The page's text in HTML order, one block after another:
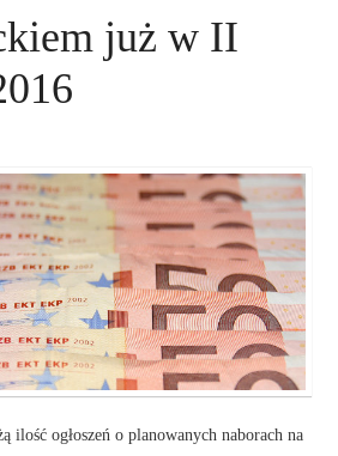
już w II
ilość ogłoszeń o planowanych naborach na